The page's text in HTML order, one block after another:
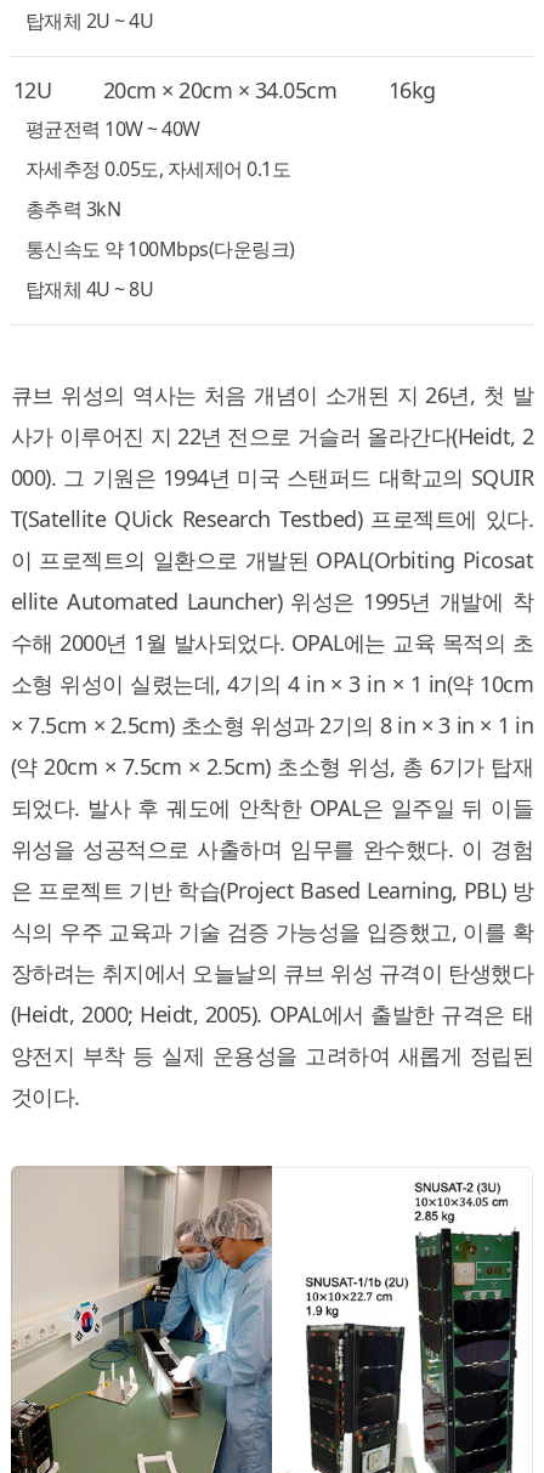
탑재체 2U ~ 4U
12U 20cm × 20cm × 34.05cm 16kg
평균전력 10W ~ 40W
자세추정 0.05도, 자세제어 0.1도
총추력 3kN
통신속도 약 100Mbps(다운링크)
탑재체 4U ~ 8U
큐브 위성의 역사는 처음 개념이 소개된 지 26년, 첫 발
사가 이루어진 지 22년 전으로 거슬러 올라간다(Heidt, 2
000). 그 기원은 1994년 미국 스탠퍼드 대학교의 SQUIR
T(Satellite QUick Research Testbed) 프로젝트에 있다.
이 프로젝트의 일환으로 개발된 OPAL(Orbiting Picosat
ellite Automated Launcher) 위성은 1995년 개발에 착
수해 2000년 1월 발사되었다. OPAL에는 교육 목적의 초
소형 위성이 실렸는데, 4기의 4 in × 3 in × 1 in(약 10cm
× 7.5cm × 2.5cm) 초소형 위성과 2기의 8 in × 3 in × 1 in
(약 20cm × 7.5cm × 2.5cm) 초소형 위성, 총 6기가 탑재
되었다. 발사 후 궤도에 안착한 OPAL은 일주일 뒤 이들
위성을 성공적으로 사출하며 임무를 완수했다. 이 경험
은 프로젝트 기반 학습(Project Based Learning, PBL) 방
식의 우주 교육과 기술 검증 가능성을 입증했고, 이를 확
장하려는 취지에서 오늘날의 큐브 위성 규격이 탄생했다
(Heidt, 2000; Heidt, 2005). OPAL에서 출발한 규격은 태
양전지 부착 등 실제 운용성을 고려하여 새롭게 정립된
것이다.